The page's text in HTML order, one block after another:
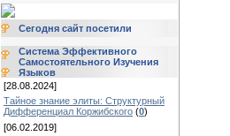
Сегодня сайт посетили
Система Эффективного
Самостоятельного Изучения
Языков
[28.08.2024]
Тайное знание элиты: Структурный
Дифференциал Коржибского (0)
[06.02.2019]